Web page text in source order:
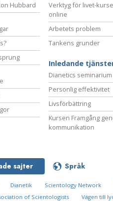
Hubbard
Verktyg för livet-
online
Arbetets problem
Tankens grunder
Inledande
Dianetics seminarium
Personlig effektivitet
Livsförbättring
Kursen Framgång
kommunikation
sajter Språk
Dianetik Scientology Network
of Scientologists
Vägen till